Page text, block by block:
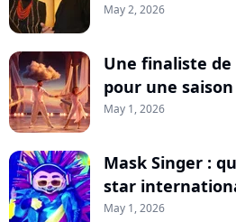
May 2, 2026
Une finaliste de
pour une
May 1, 2026
Mask Singer :
star
May 1, 2026